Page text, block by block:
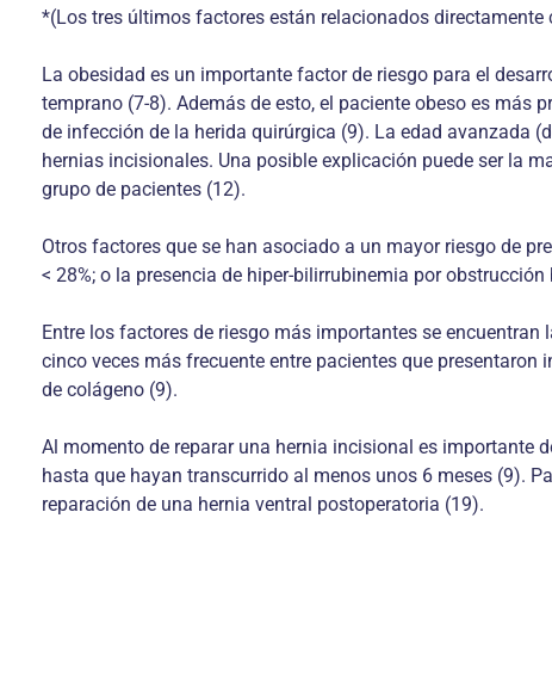
*(Los tres últimos factores están relacionados directamente
La obesidad es un importante factor de riesgo para el
temprano (7-8). Además de esto, el paciente obeso es más
de infección de la herida quirúrgica (9). La edad avanzada
hernias incisionales. Una posible explicación puede ser la
grupo de pacientes (12).
Otros factores que se han asociado a un mayor riesgo de
< 28%; o la presencia de hiper-bilirrubinemia por
Entre los factores de riesgo más importantes se
cinco veces más frecuente entre pacientes que
de colágeno (9).
Al momento de reparar una hernia incisional es importante
hasta que hayan transcurrido al menos unos 6 meses (9).
reparación de una hernia ventral postoperatoria (19).